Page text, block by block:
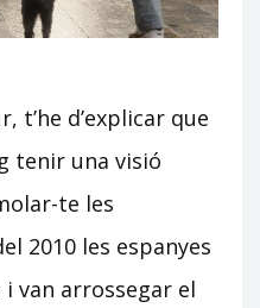
t’he d’explicar que
tenir una visió
te les
2010 les espanyes
van arrossegar el